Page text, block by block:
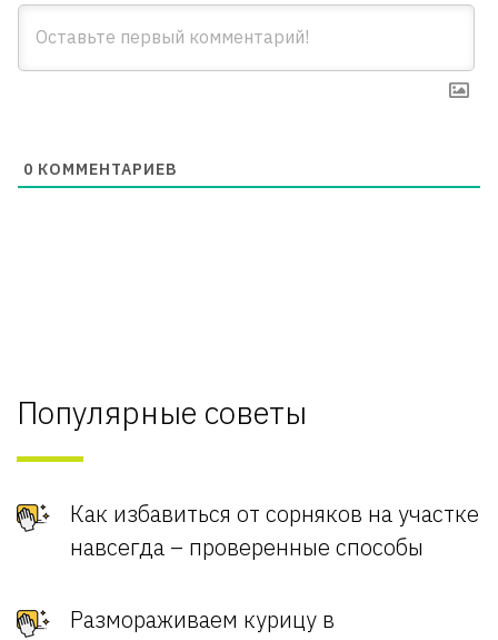
0 КОММЕНТАРИЕВ
Популярные советы
Как избавиться от сорняков на участке
навсегда – проверенные способы
Размораживаем курицу в